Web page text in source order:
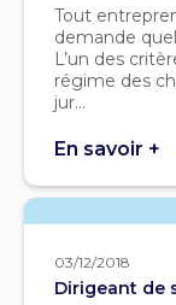
Tout
demande
L’un des
régime des
jur...
En savoir +
03/12/2018
Dirigeant de